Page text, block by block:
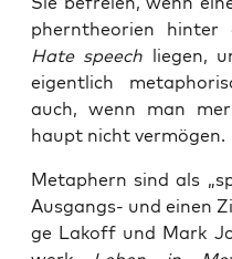
phern­theo­rien hin­ter
Hate speech lie­gen,
eigent­lich
auch, wenn man
haupt nicht vermögen.
Meta­phern sind als
Aus­gangs- und einen
ge Lakoff und Mark